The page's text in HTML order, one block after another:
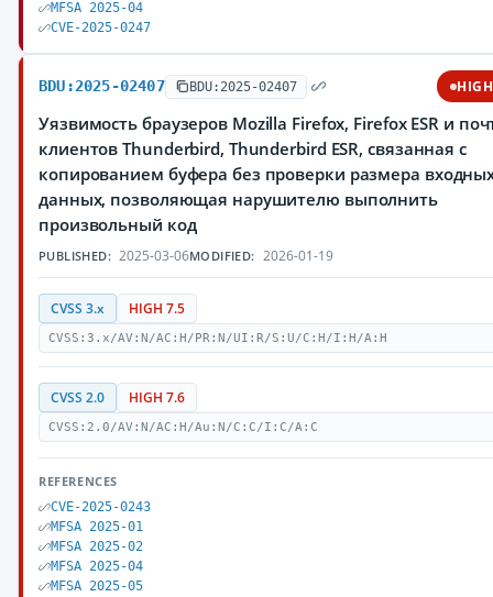
MFSA 2025-04
CVE-2025-0247
BDU:2025-02407 BDU:2025-02407 HIGH
Уязвимость браузеров Mozilla Firefox, Firefox ESR и
клиентов Thunderbird, Thunderbird ESR, связанная с
копированием буфера без проверки размера
данных, позволяющая нарушителю выполнить
произвольный код
PUBLISHED: 2025-03-06MODIFIED: 2026-01-19
CVSS 3.x HIGH 7.5
CVSS:3.x/AV:N/AC:H/PR:N/UI:R/S:U/C:H/I:H/A:H
CVSS 2.0 HIGH 7.6
CVSS:2.0/AV:N/AC:H/Au:N/C:C/I:C/A:C
REFERENCES
CVE-2025-0243
MFSA 2025-01
MFSA 2025-02
MFSA 2025-04
MFSA 2025-05